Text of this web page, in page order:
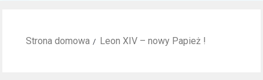
Strona domowa Leon XIV – nowy Papież !